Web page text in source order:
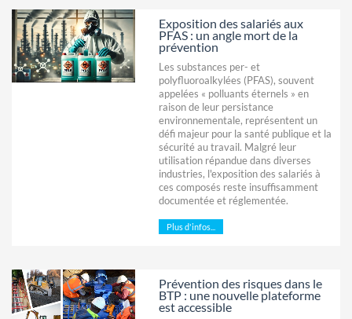
Exposition des salariés aux
PFAS : un angle mort de la
prévention
Les substances per- et
polyfluoroalkylées (PFAS), souvent
appelées « polluants éternels » en
raison de leur persistance
environnementale, représentent un
défi majeur pour la santé publique et la
sécurité au travail. Malgré leur
utilisation répandue dans diverses
industries, l'exposition des salariés à
ces composés reste insuffisamment
documentée et réglementée.
Plus d'infos...
Prévention des risques dans le
BTP : une nouvelle plateforme
est accessible